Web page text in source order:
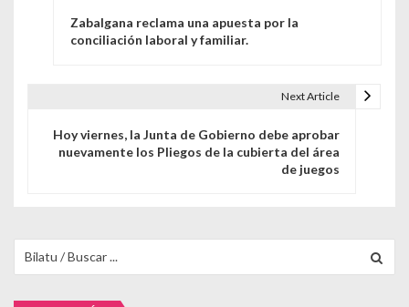
Zabalgana reclama una apuesta por la
conciliación laboral y familiar.
Next Article
Hoy viernes, la Junta de Gobierno debe aprobar
nuevamente los Pliegos de la cubierta del área
de juegos